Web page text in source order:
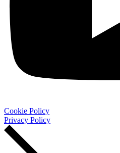
Cookie Policy
Privacy Policy